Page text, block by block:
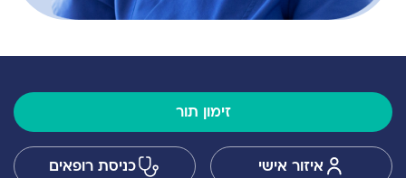
זימון תור
איזור אישי כניסת רופאים